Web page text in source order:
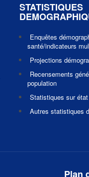
STATISTIQUES
Enquêtes
santé/indicateurs
Projections
Recensements
population
Statistiques sur
Autres statistiques
Plan